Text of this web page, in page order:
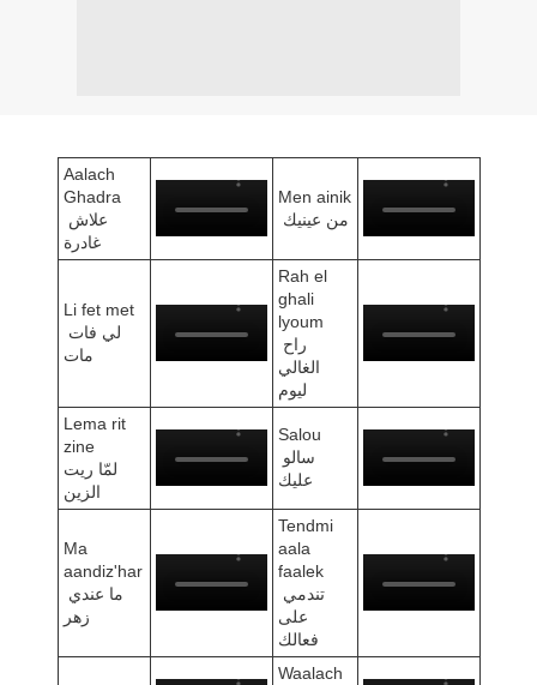
Aalach
Ghadra
غادرة
Men ainik
من عينيك
Li fet met
مات
Rah el
ghali
lyoum
الغالي
ليوم
Lema rit
zine
لمّا ريت
الزين
Salou
عليك
Ma
aandiz'har
زهر
Tendmi
aala
faalek
على
فعالك
Waalach